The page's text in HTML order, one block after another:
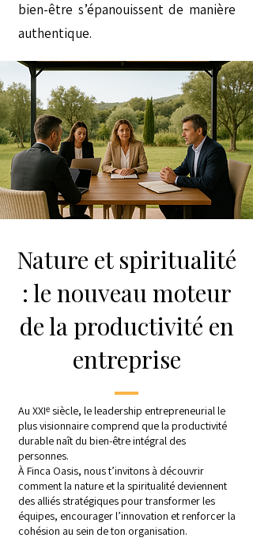
bien-être s’épanouissent de manière
authentique.
Nature et spiritualité
: le nouveau moteur
de la productivité en
entreprise
Au XXIᵉ siècle, le leadership entrepreneurial le
plus visionnaire comprend que la productivité
durable naît du bien-être intégral des
personnes.
À Finca Oasis, nous t’invitons à découvrir
comment la nature et la spiritualité deviennent
des alliés stratégiques pour transformer les
équipes, encourager l’innovation et renforcer la
cohésion au sein de ton organisation.